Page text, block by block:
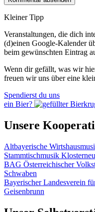
Kleiner Tipp
Veranstaltungen, die dich
(d)einen Google-Kalender
beim gewünschten Eintrag
Wenn dir gefällt, was wir
freuen wir uns über eine
Spendierst du uns
ein Bier?
Unsere
Altbayerische Wirtshausmusi
Stammtischmusik
BAG Österreichischer
Schwaben
Bayerischer Landesverein
Geisenbrunn